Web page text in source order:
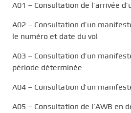
A01 – Consultation de l’arrivée
A02 – Consultation d’un
le numéro et date du vol
A03 – Consultation d’un
période déterminée
A04 – Consultation d’un
A05 – Consultation de l’AWB en